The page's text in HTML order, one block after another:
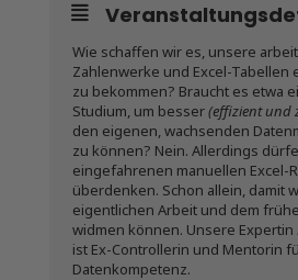
Wie schaffen wir es, unsere
Zahlenwerke und Excel-Tabellen
zu bekommen? Braucht es etwa
Studium, um besser(effizient und
den eigenen, wachsenden
zu können? Nein. Allerdings
eingefahrenen manuellen Excel-
überdenken. Schon allein, damit
eigentlichen Arbeit und dem
widmen können. Unsere Expertin
ist Ex-Controllerin und Mentorin
Datenkompetenz.